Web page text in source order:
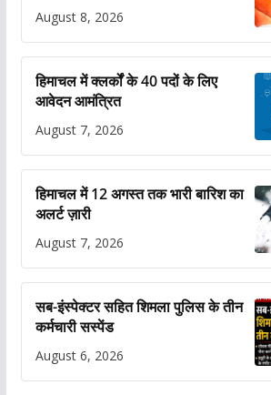
August 8, 2026
हिमाचल में क्लर्कों के 40 पदों के लिए
आवेदन आमंत्रित
August 7, 2026
हिमाचल में 12 अगस्त तक भारी बारिश का
अलर्ट ज़ारी
August 7, 2026
सब-इंस्पेक्टर सहित शिमला पुलिस के तीन
कर्मचारी सस्पेंड
August 6, 2026